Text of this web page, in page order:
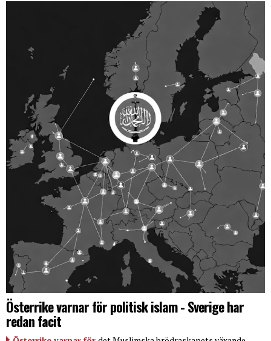
Österrike varnar för politisk islam - Sverige har
redan facit